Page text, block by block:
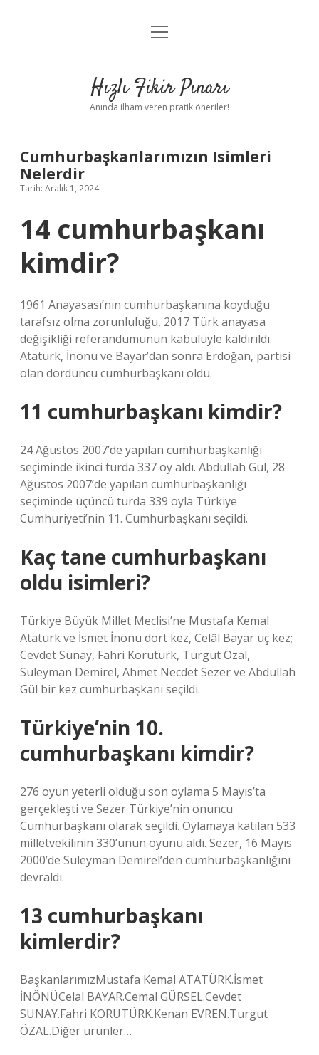
Anasayfa
Yasal Uyarı
menüyü
Hızlı Fikir Pınarı
Anında ilham veren pratik öneriler!
Cumhurbaşkanlarımızın Isimleri
Nelerdir
Tarih: Aralık 1, 2024
14 cumhurbaşkanı
kimdir?
1961 Anayasası’nın cumhurbaşkanına koyduğu
tarafsız olma zorunluluğu, 2017 Türk anayasa
değişikliği referandumunun kabulüyle kaldırıldı.
Atatürk, İnönü ve Bayar’dan sonra Erdoğan, partisi
olan dördüncü cumhurbaşkanı oldu.
11 cumhurbaşkanı kimdir?
24 Ağustos 2007’de yapılan cumhurbaşkanlığı
seçiminde ikinci turda 337 oy aldı. Abdullah Gül, 28
Ağustos 2007’de yapılan cumhurbaşkanlığı
seçiminde üçüncü turda 339 oyla Türkiye
Cumhuriyeti’nin 11. Cumhurbaşkanı seçildi.
Kaç tane cumhurbaşkanı
oldu isimleri?
Türkiye Büyük Millet Meclisi’ne Mustafa Kemal
Atatürk ve İsmet İnönü dört kez, Celâl Bayar üç kez;
Cevdet Sunay, Fahri Korutürk, Turgut Özal,
Süleyman Demirel, Ahmet Necdet Sezer ve Abdullah
Gül bir kez cumhurbaşkanı seçildi.
Türkiye’nin 10.
cumhurbaşkanı kimdir?
276 oyun yeterli olduğu son oylama 5 Mayıs’ta
gerçekleşti ve Sezer Türkiye’nin onuncu
Cumhurbaşkanı olarak seçildi. Oylamaya katılan 533
milletvekilinin 330’unun oyunu aldı. Sezer, 16 Mayıs
2000’de Süleyman Demirel’den cumhurbaşkanlığını
devraldı.
13 cumhurbaşkanı
kimlerdir?
BaşkanlarımızMustafa Kemal ATATÜRK.İsmet
İNÖNÜCelal BAYAR.Cemal GÜRSEL.Cevdet
SUNAY.Fahri KORUTÜRK.Kenan EVREN.Turgut
ÖZAL.Diğer ürünler…